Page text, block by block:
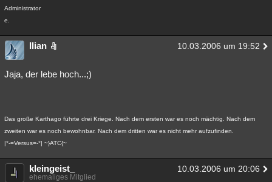
Administrator
e.
Ilian 10.03.2006 um 19:52
Jaja, der lebe hoch...;)
Das große Karthago führte drei Kriege. Nach dem ersten war es noch mächtig. Nach dem
zweiten war es noch bewohnbar. Nach dem dritten war es nicht mehr aufzufinden.
|°-=Versus=-°| ~}ATC{~
kleingeist_ 10.03.2006 um 20:06
ehemaliges Mitglied